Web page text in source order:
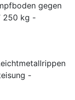
gegen
250 kg -
-